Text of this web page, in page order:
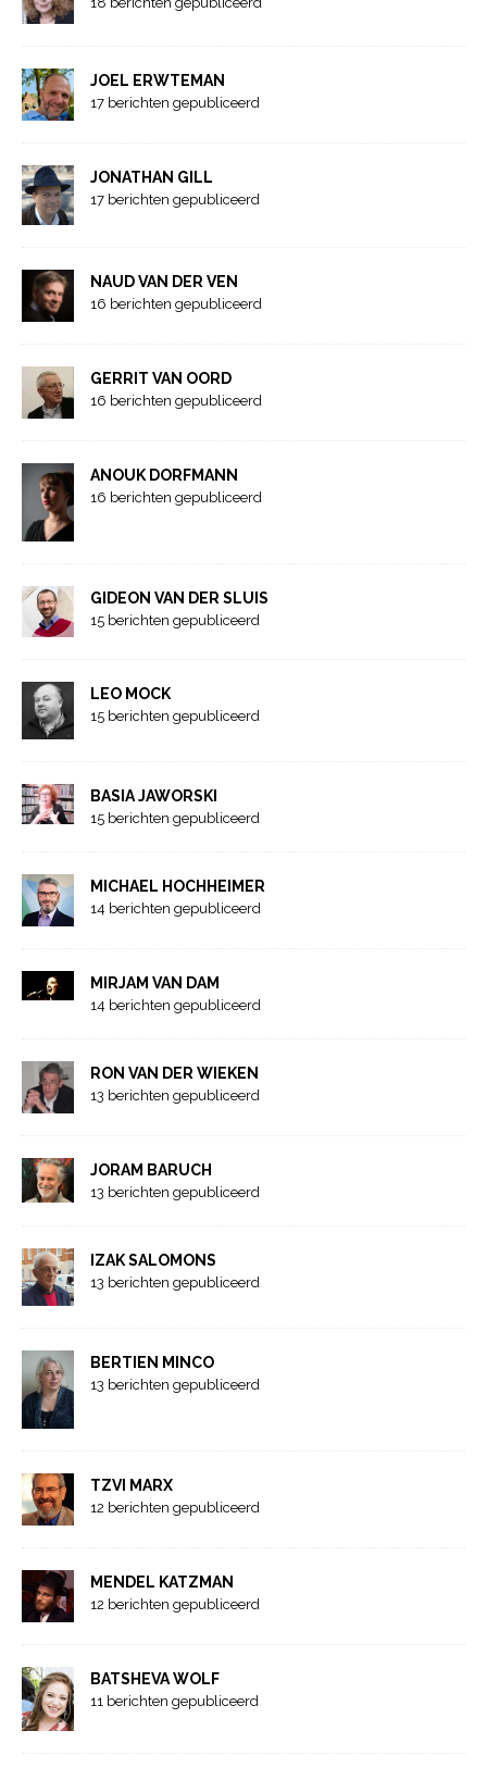
JOEL ERWTEMAN
17 berichten gepubliceerd
JONATHAN GILL
17 berichten gepubliceerd
NAUD VAN DER VEN
16 berichten gepubliceerd
GERRIT VAN OORD
16 berichten gepubliceerd
ANOUK DORFMANN
16 berichten gepubliceerd
GIDEON VAN DER SLUIS
15 berichten gepubliceerd
LEO MOCK
15 berichten gepubliceerd
BASIA JAWORSKI
15 berichten gepubliceerd
MICHAEL HOCHHEIMER
14 berichten gepubliceerd
MIRJAM VAN DAM
14 berichten gepubliceerd
RON VAN DER WIEKEN
13 berichten gepubliceerd
JORAM BARUCH
13 berichten gepubliceerd
IZAK SALOMONS
13 berichten gepubliceerd
BERTIEN MINCO
13 berichten gepubliceerd
TZVI MARX
12 berichten gepubliceerd
MENDEL KATZMAN
12 berichten gepubliceerd
BATSHEVA WOLF
11 berichten gepubliceerd